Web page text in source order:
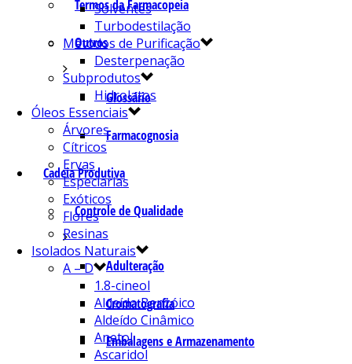
Termos da Farmacopeia
Outros
Glossário
Farmacognosia
Cadeia Produtiva
Controle de Qualidade
Adulteração
Cromatografia
Embalagens e Armazenamento
Solventes
Turbodestilação
Métodos de Purificação
Desterpenação
Subprodutos
Hidrolatos
Óleos Essenciais
Árvores
Cítricos
Ervas
Especiarias
Exóticos
Flores
Resinas
Isolados Naturais
A – D
1.8-cineol
Aldeído Benzóico
Aldeído Cinâmico
Anetol
Ascaridol